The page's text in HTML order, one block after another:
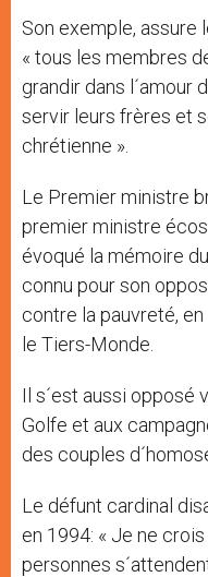
Son exemple, assure
« tous les membres
grandir dans l´amour
servir leurs frères et
chrétienne ».
Le Premier ministre
premier ministre
évoqué la mémoire
connu pour son
contre la pauvreté,
le Tiers-Monde.
Il s´est aussi opposé
Golfe et aux
des couples
Le défunt cardinal
en 1994: « Je ne
personnes